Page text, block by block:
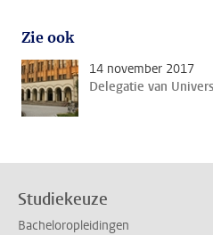
Zie ook
14 november 2017
Delegatie van
Studiekeuze
Bacheloropleidingen